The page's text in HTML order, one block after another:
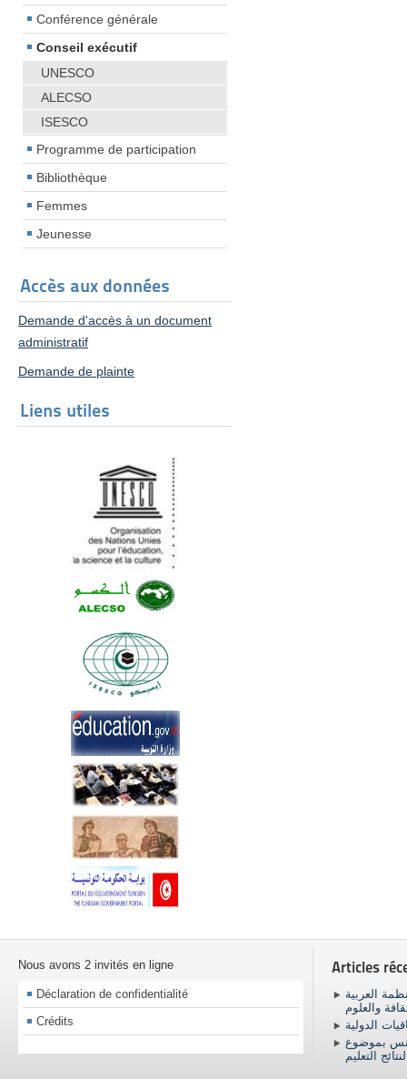
Conférence générale
Conseil exécutif
UNESCO
ALECSO
ISESCO
Programme de participation
Bibliothèque
Femmes
Jeunesse
Accès aux données
Demande d'accès à un document
administratif
Demande de plainte
Liens utiles
Nous avons 2 invités en ligne
Déclaration de confidentialité
Crédits
Articles
العربية
والعلوم
الدولية
بموضوع
التعليم